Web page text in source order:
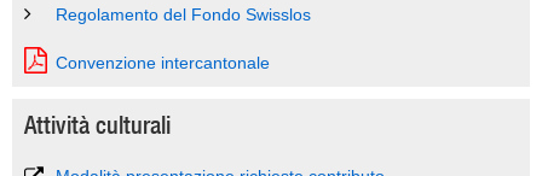
Regolamento del Fondo Swisslos
Convenzione intercantonale
Attività culturali